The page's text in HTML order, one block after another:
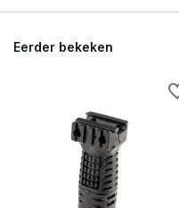
Eerder bekeken